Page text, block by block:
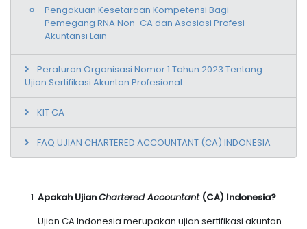
Pengakuan Kesetaraan Kompetensi Bagi
Pemegang RNA Non-CA dan Asosiasi Profesi
Akuntansi Lain
Peraturan Organisasi Nomor 1 Tahun 2023 Tentang
Ujian Sertifikasi Akuntan Profesional
KIT CA
FAQ UJIAN CHARTERED ACCOUNTANT (CA) INDONESIA
Apakah UjianChartered Accountant(CA) Indonesia?
Ujian CA Indonesia merupakan ujian sertifikasi akuntan